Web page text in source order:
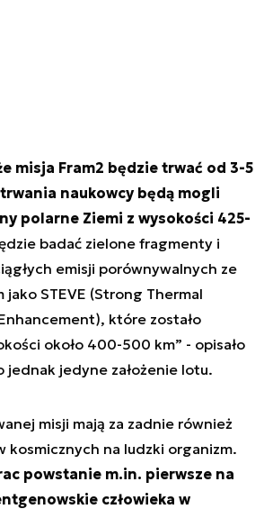
misja Fram2 będzie trwać od 3-5
naukowcy będą mogli
polarne Ziemi z wysokości 425-
badać zielone fragmenty i
emisji porównywalnych ze
jako STEVE (Strong Thermal
które zostało
około 400-500 km” - opisało
jednak jedyne założenie lotu.
misji mają za zadnie również
kosmicznych na ludzki organizm.
powstanie m.in. pierwsze na
człowieka w